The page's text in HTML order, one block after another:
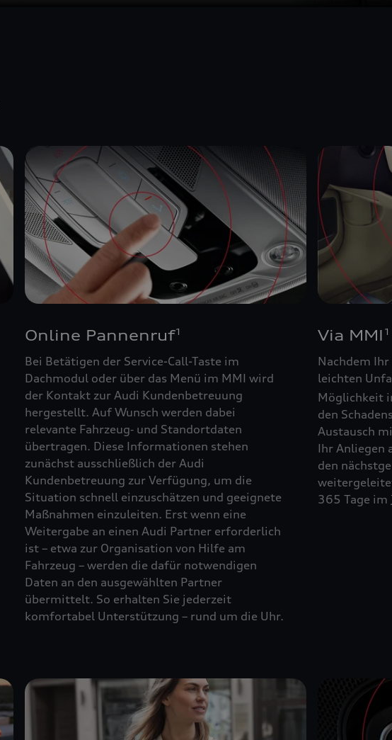
Online Pannenruf1
Bei Betätigen der Service-Call-Taste im
Dachmodul oder über das Menü im MMI wird
der Kontakt zur Audi Kundenbetreuung
hergestellt. Auf Wunsch werden dabei
relevante Fahrzeug‑ und Standortdaten
übertragen. Diese Informationen stehen
zunächst ausschließlich der Audi
Kundenbetreuung zur Verfügung, um die
Situation schnell einzuschätzen und geeignete
Maßnahmen einzuleiten. Erst wenn eine
Weitergabe an einen Audi Partner erforderlich
ist – etwa zur Organisation von Hilfe am
Fahrzeug – werden die dafür notwendigen
Daten an den ausgewählten Partner
übermittelt. So erhalten Sie jederzeit
komfortabel Unterstützung – rund um die Uhr.
Via MMI 1
Nachdem
leichten
Möglichkeit
den
Austausch
Ihr Anliegen
den
365 Tage im